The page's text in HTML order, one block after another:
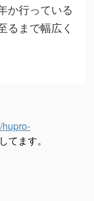
か行っている
るまで幅広く
hupro-
てます。